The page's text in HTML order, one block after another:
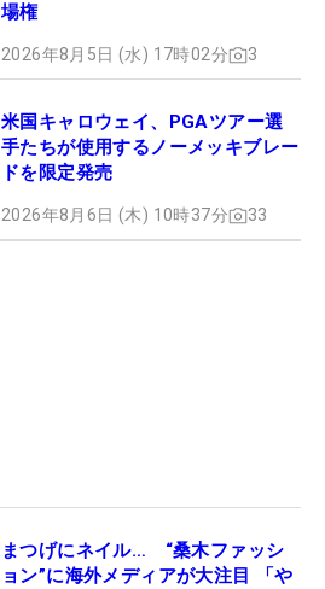
場権
2026年8月5日 (水) 17時02分 3
米国キャロウェイ、PGAツアー選
手たちが使用するノーメッキブレー
ドを限定発売
2026年8月6日 (木) 10時37分 33
まつげにネイル… “桑木ファッシ
ョン”に海外メディアが大注目 「や